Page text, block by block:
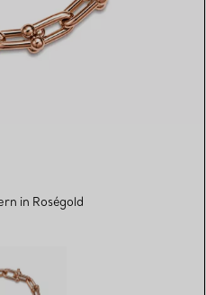
in Roségold